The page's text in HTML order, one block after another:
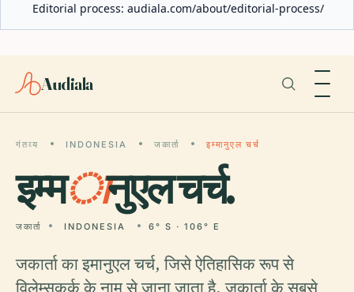
Editorial process: audiala.com/about/editorial-process/
Audiala
गंतव्य INDONESIA जकार्ता इम्मानुएल चर्च
इम्मानुएल चर्च.
जकार्ता INDONESIA 6° S · 106° E
जकार्ता का इमानुएल चर्च, जिसे ऐतिहासिक रूप से